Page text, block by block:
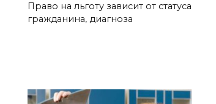
Право на льготу зависит от статуса
гражданина, диагноза